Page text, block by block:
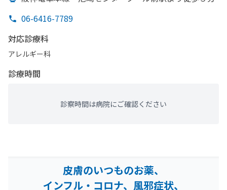
06-6416-7789
対応診療科
アレルギー科
診療時間
診察時間は病院にご確認ください
皮膚のいつものお薬、
インフル・コロナ、風邪症状、